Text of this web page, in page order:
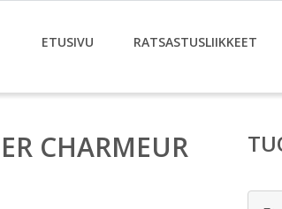
ETUSIVU RATSASTUSLIIKKEET
CHARMEUR